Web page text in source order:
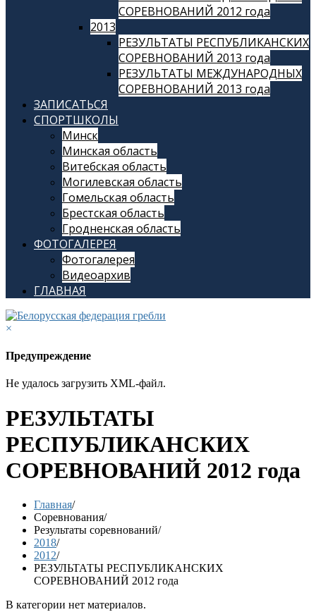
СОРЕВНОВАНИЙ 2012 года
2013
РЕЗУЛЬТАТЫ РЕСПУБЛИКАНСКИХ
СОРЕВНОВАНИЙ 2013 года
РЕЗУЛЬТАТЫ МЕЖДУНАРОДНЫХ
СОРЕВНОВАНИЙ 2013 года
ЗАПИСАТЬСЯ
СПОРТШКОЛЫ
Минск
Минская область
Витебская область
Могилевская область
Гомельская область
Брестская область
Гродненская область
ФОТОГАЛЕРЕЯ
Фотогалерея
Видеоархив
ГЛАВНАЯ
×
Предупреждение
Не удалось загрузить XML-файл.
РЕЗУЛЬТАТЫ
РЕСПУБЛИКАНСКИХ
СОРЕВНОВАНИЙ 2012 года
Главная/
Соревнования/
Результаты соревнований/
2018/
2012/
РЕЗУЛЬТАТЫ РЕСПУБЛИКАНСКИХ
СОРЕВНОВАНИЙ 2012 года
В категории нет материалов.